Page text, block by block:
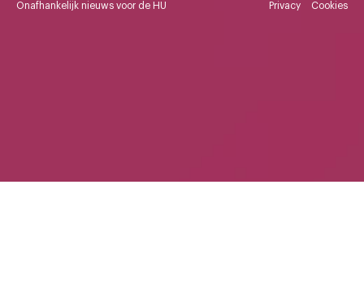
Onafhankelijk nieuws voor de HU Privacy Cookies